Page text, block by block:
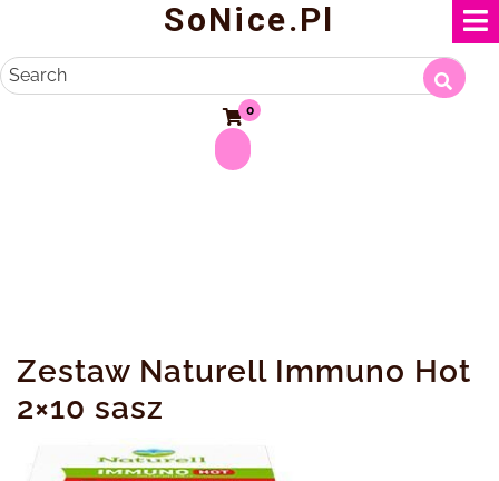
content
SoNice.pl
Search
0
Zestaw Naturell Immuno Hot
2×10 sasz